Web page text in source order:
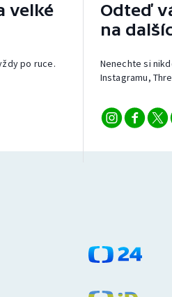
velké
po ruce.
Odteď
na
Nenechte si
Instagramu,